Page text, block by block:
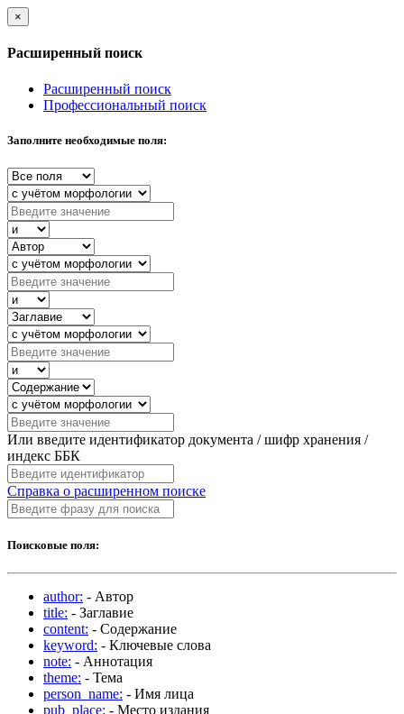
×
Расширенный поиск
Расширенный поиск
Профессиональный поиск
Заполните необходимые поля:
Или введите идентификатор документа / шифр хранения /
индекс ББК
Справка о расширенном поиске
Поисковые поля:
author: - Автор
title: - Заглавие
content: - Содержание
keyword: - Ключевые слова
note: - Аннотация
theme: - Тема
person_name: - Имя лица
pub_place: - Место издания